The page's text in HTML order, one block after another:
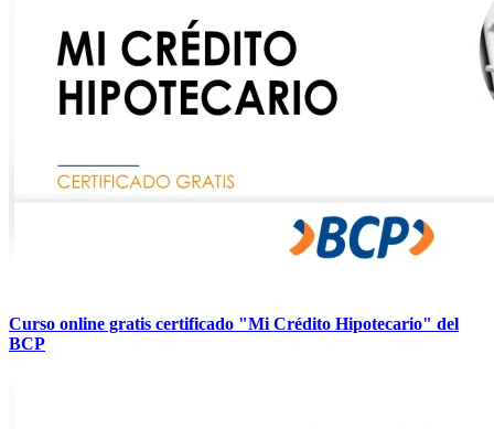
Curso online gratis certificado "Mi Crédito Hipotecario" del
BCP